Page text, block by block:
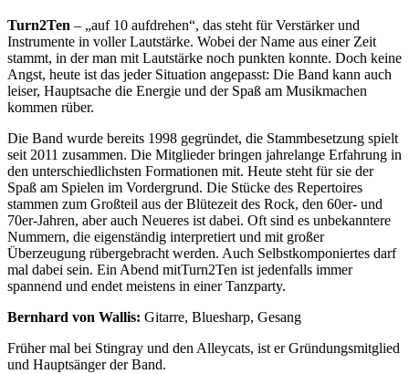
Turn2Ten – „auf 10 aufdrehen“, das steht für Verstärker und
Instrumente in voller Lautstärke. Wobei der Name aus einer Zeit
stammt, in der man mit Lautstärke noch punkten konnte. Doch keine
Angst, heute ist das jeder Situation angepasst: Die Band kann auch
leiser, Hauptsache die Energie und der Spaß am Musikmachen
kommen rüber.
Die Band wurde bereits 1998 gegründet, die Stammbesetzung spielt
seit 2011 zusammen. Die Mitglieder bringen jahrelange Erfahrung in
den unterschiedlichsten Formationen mit. Heute steht für sie der
Spaß am Spielen im Vordergrund. Die Stücke des Repertoires
stammen zum Großteil aus der Blütezeit des Rock, den 60er- und
70er-Jahren, aber auch Neueres ist dabei. Oft sind es unbekanntere
Nummern, die eigenständig interpretiert und mit großer
Überzeugung rübergebracht werden. Auch Selbstkomponiertes darf
mal dabei sein. Ein Abend mitTurn2Ten ist jedenfalls immer
spannend und endet meistens in einer Tanzparty.
Bernhard von Wallis: Gitarre, Bluesharp, Gesang
Früher mal bei Stingray und den Alleycats, ist er Gründungsmitglied
und Hauptsänger der Band.